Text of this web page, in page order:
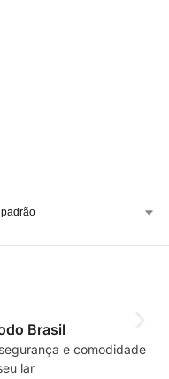
Brasil
e comodidade
lar